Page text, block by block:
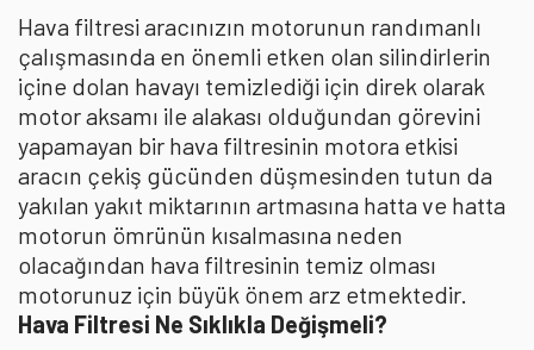
Hava filtresi aracınızın motorunun randımanlı
çalışmasında en önemli etken olan silindirlerin
içine dolan havayı temizlediği için direk olarak
motor aksamı ile alakası olduğundan görevini
yapamayan bir hava filtresinin motora etkisi
aracın çekiş gücünden düşmesinden tutun da
yakılan yakıt miktarının artmasına hatta ve hatta
motorun ömrünün kısalmasına neden
olacağından hava filtresinin temiz olması
motorunuz için büyük önem arz etmektedir.
Hava Filtresi Ne Sıklıkla Değişmeli?